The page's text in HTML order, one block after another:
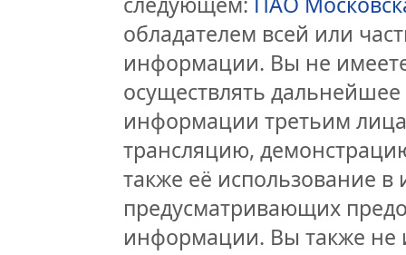
обладателем всей или
информации. Вы не
осуществлять
информации третьим
трансляцию,
также её использование
предусматривающих
информации. Вы также не